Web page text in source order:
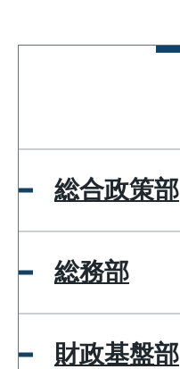
総合政策部
総務部
財政基盤部